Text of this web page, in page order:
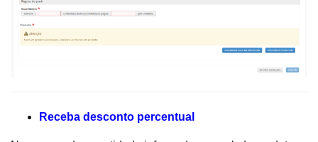
Receba desconto percentual